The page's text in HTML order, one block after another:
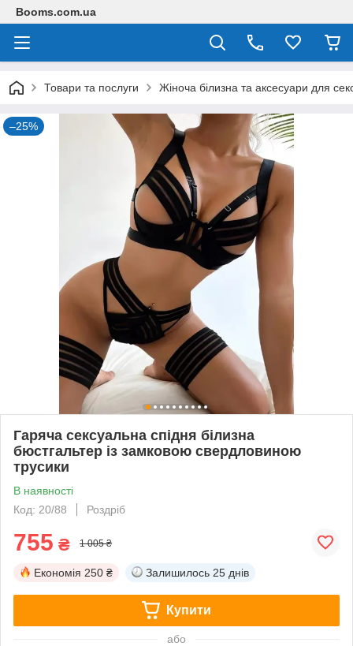
Booms.com.ua
Товари та послуги Жіноча білизна та аксесуари для
–25%
Гаряча сексуальна спідня білизна
бюстгальтер із замковою свердловиною
трусики
В наявності
Код: 20/88
Роздріб
755 ₴ 1 005 ₴
Економія 250 ₴ Залишилось 25 днів
Купити
або